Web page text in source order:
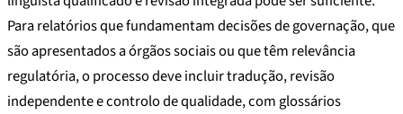
Para relatórios que fundamentam decisões de governação, que
são apresentados a órgãos sociais ou que têm relevância
regulatória, o processo deve incluir tradução, revisão
independente e controlo de qualidade, com glossários